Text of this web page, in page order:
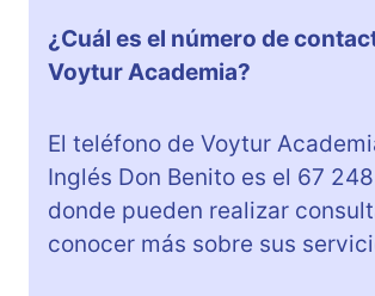
¿Cuál es el número de
Voytur Academia?
El teléfono de Voytur
Inglés Don Benito es el 67
donde pueden realizar
conocer más sobre sus